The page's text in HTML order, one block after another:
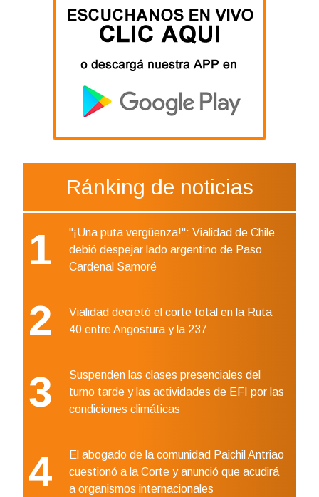
Ránking de noticias
1
"¡Una puta vergüenza!": Vialidad de Chile
debió despejar lado argentino de Paso
Cardenal Samoré
2
Vialidad decretó el corte total en la Ruta
40 entre Angostura y la 237
3
Suspenden las clases presenciales del
turno tarde y las actividades de EFI por las
condiciones climáticas
4
El abogado de la comunidad Paichil Antriao
cuestionó a la Corte y anunció que acudirá
a organismos internacionales